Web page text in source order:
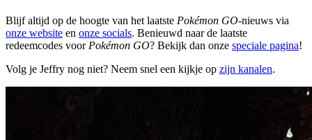
Blijf altijd op de hoogte van het laatste Pokémon GO-nieuws via
onze website en onze socials. Benieuwd naar de laatste
redeemcodes voor Pokémon GO? Bekijk dan onze speciale pagina!
Volg je Jeffry nog niet? Neem snel een kijkje op zijn kanalen.